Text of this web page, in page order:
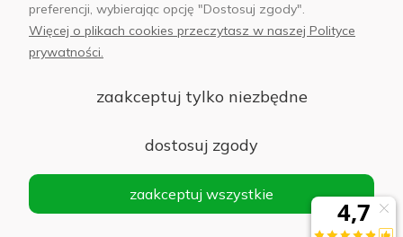
+48 797 971 275
© 2025 Wszelkie prawa zastrzeżone. Serwis własnością:
Sp. z o.o.
Siedziba: 02-486 WARSZAWA, Al. Jerozolimskie 176, NIP
1132646403 KRS nr 0000271999
preferencji, wybierając opcję "Dostosuj zgody".
Więcej o plikach cookies przeczytasz w naszej Polityce
prywatności.
zaakceptuj tylko niezbędne
dostosuj zgody
zaakceptuj wszystkie